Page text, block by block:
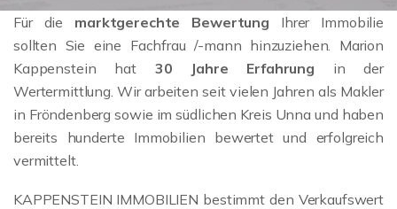
Für die marktgerechte Bewertung Ihrer Immobilie
sollten Sie eine Fachfrau /-mann hinzuziehen. Marion
Kappenstein hat30 Jahre Erfahrung in der
Wertermittlung. Wir arbeiten seit vielen Jahren als Makler
in Fröndenberg sowie im südlichen Kreis Unna und haben
bereits hunderte Immobilien bewertet und erfolgreich
vermittelt.
KAPPENSTEIN IMMOBILIEN bestimmt den Verkaufswert